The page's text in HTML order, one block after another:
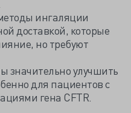
ингаляции
доставкой, которые
но требуют
значительно улучшить
для пациентов с
гена CFTR.